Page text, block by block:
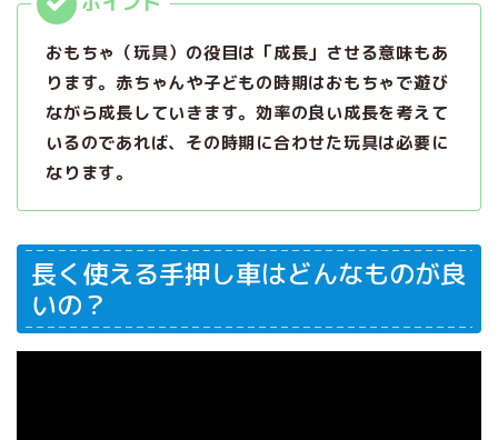
おもちゃ（玩具）の役目は「成長」させる意味もあ
ります。赤ちゃんや子どもの時期はおもちゃで遊び
ながら成長していきます。効率の良い成長を考えて
いるのであれば、その時期に合わせた玩具は必要に
なります。
長く使える手押し車はどんなものが良
いの？